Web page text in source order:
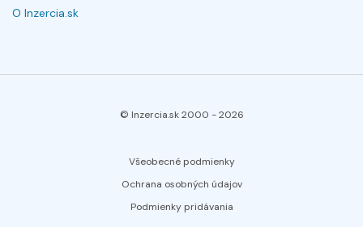
O Inzercia.sk
© Inzercia.sk 2000 -2026
Všeobecné podmienky
Ochrana osobných údajov
Podmienky pridávania